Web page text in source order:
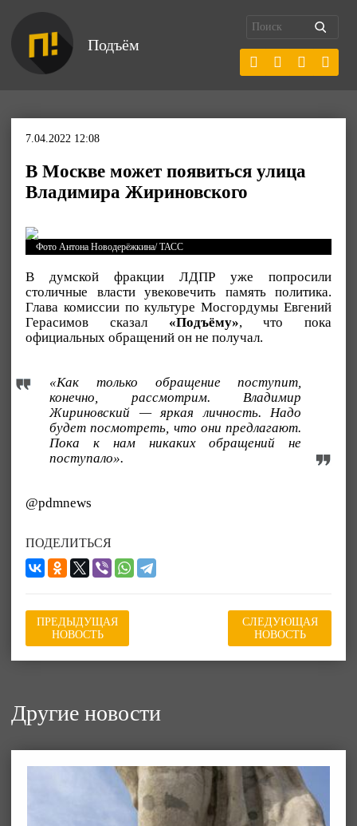
Подъём
7.04.2022 12:08
В Москве может появиться улица
Владимира Жириновского
Фото Антона Новодерёжкина/ ТАСС
В думской фракции ЛДПР уже попросили
столичные власти увековечить память политика.
Глава комиссии по культуре Мосгордумы Евгений
Герасимов сказал «Подъёму», что пока
официальных обращений он не получал.
«Как только обращение поступит,
конечно, рассмотрим. Владимир
Жириновский — яркая личность. Надо
будет посмотреть, что они предлагают.
Пока к нам никаких обращений не
поступало».
@pdmnews
ПОДЕЛИТЬСЯ
ПРЕДЫДУЩАЯ
НОВОСТЬ
СЛЕДУЮЩАЯ
НОВОСТЬ
Другие новости